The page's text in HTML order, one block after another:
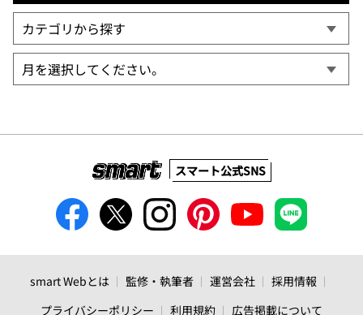
スマート公式SNS
smart Webとは 監修・執筆者 運営会社
採用情報
プライバシーポリシー
利用規約 広告掲載について